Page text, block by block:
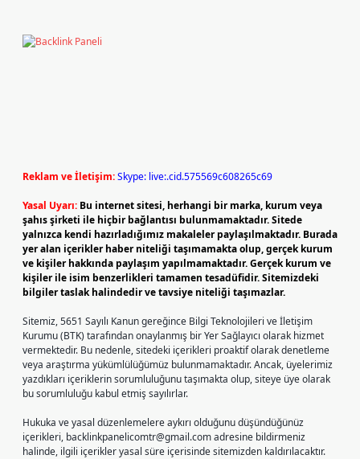
Reklam ve İletişim:Skype: live:.cid.575569c608265c69
Yasal Uyarı: Bu internet sitesi, herhangi bir marka, kurum veya
şahıs şirketi ile hiçbir bağlantısı bulunmamaktadır. Sitede
yalnızca kendi hazırladığımız makaleler paylaşılmaktadır. Burada
yer alan içerikler haber niteliği taşımamakta olup, gerçek kurum
ve kişiler hakkında paylaşım yapılmamaktadır. Gerçek kurum ve
kişiler ile isim benzerlikleri tamamen tesadüfidir. Sitemizdeki
bilgiler taslak halindedir ve tavsiye niteliği taşımazlar.
Sitemiz, 5651 Sayılı Kanun gereğince Bilgi Teknolojileri ve İletişim
Kurumu (BTK) tarafından onaylanmış bir Yer Sağlayıcı olarak hizmet
vermektedir. Bu nedenle, sitedeki içerikleri proaktif olarak denetleme
veya araştırma yükümlülüğümüz bulunmamaktadır. Ancak, üyelerimiz
yazdıkları içeriklerin sorumluluğunu taşımakta olup, siteye üye olarak
bu sorumluluğu kabul etmiş sayılırlar.
Hukuka ve yasal düzenlemelere aykırı olduğunu düşündüğünüz
içerikleri, backlinkpanelicomtr@gmail.comadresine bildirmeniz
halinde, ilgili içerikler yasal süre içerisinde sitemizden kaldırılacaktır.